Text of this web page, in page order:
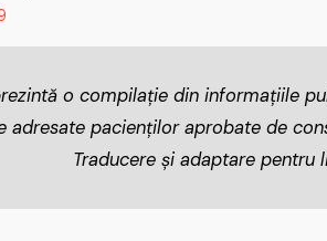
o compilație din informațiile
adresate pacienților aprobate de
Traducere și adaptare pentru